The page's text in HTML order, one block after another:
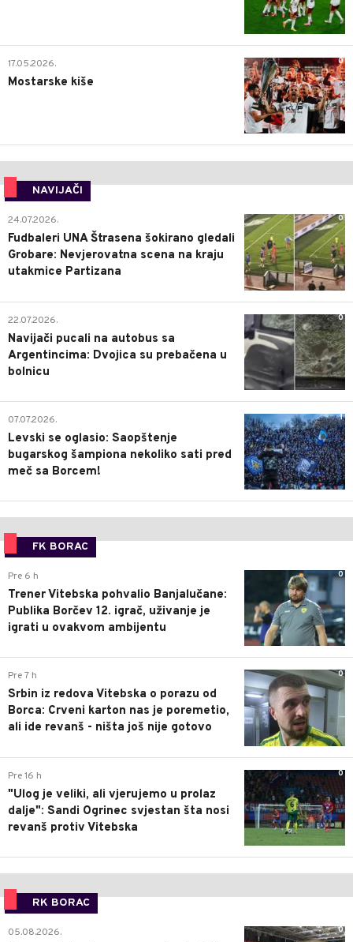
0
17.05.2026.
Mostarske kiše
NAVIJAČI
0
24.07.2026.
Fudbaleri UNA Štrasena šokirano gledali
Grobare: Nevjerovatna scena na kraju
utakmice Partizana
0
22.07.2026.
Navijači pucali na autobus sa
Argentincima: Dvojica su prebačena u
bolnicu
1
07.07.2026.
Levski se oglasio: Saopštenje
bugarskog šampiona nekoliko sati pred
meč sa Borcem!
FK BORAC
0
Pre 6 h
Trener Vitebska pohvalio Banjalučane:
Publika Borčev 12. igrač, uživanje je
igrati u ovakvom ambijentu
0
Pre 7 h
Srbin iz redova Vitebska o porazu od
Borca: Crveni karton nas je poremetio,
ali ide revanš - ništa još nije gotovo
0
Pre 16 h
"Ulog je veliki, ali vjerujemo u prolaz
dalje": Sandi Ogrinec svjestan šta nosi
revanš protiv Vitebska
RK BORAC
0
05.08.2026.